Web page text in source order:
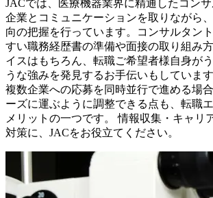
JACでは、医療機器業界に精通したコン
企業とコミュニケーションを取りながら
向の把握を行っています。コンサルタン
すい職務経歴書の準備や面接の取り組み
イスはもちろん、転職ご希望者様自身が
うな強みを発見するお手伝いもしています
複数企業への応募を同時並行で進める場
ーズに運ぶように調整できる点も、転職
メリットの一つです。 情報収集・キャリ
対策に、JACをお役立てください。